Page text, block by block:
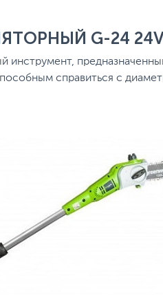
G-24 24V
справиться с